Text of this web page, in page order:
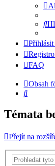
Přihlásit
FAQ
Obsah
Hledat
Témata
Přejít na